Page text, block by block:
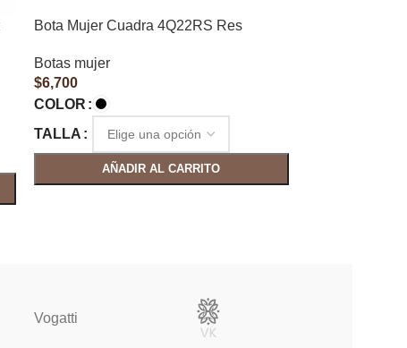
Bota Mujer Cuadra 4Q22RS Res
Botas mujer
$6,700
COLOR
TALLA
AÑADIR AL CARRITO
Vogatti